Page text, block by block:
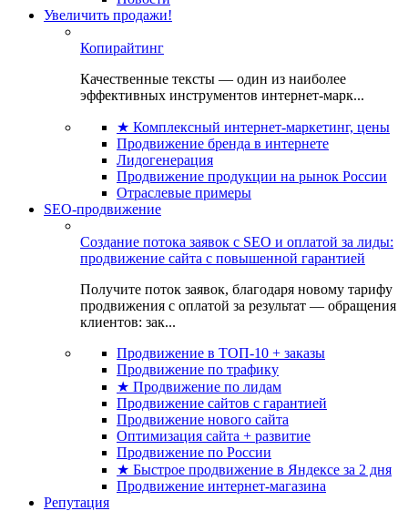
Увеличить продажи!
Копирайтинг
Качественные тексты — один из наиболее
эффективных инструментов интернет-марк...
★ Комплексный интернет-маркетинг, цены
Продвижение бренда в интернете
Лидогенерация
Продвижение продукции на рынок России
Отраслевые примеры
SEO-продвижение
Создание потока заявок с SEO и оплатой за лиды:
продвижение сайта с повышенной гарантией
Получите поток заявок, благодаря новому тарифу
продвижения с оплатой за результат — обращения
клиентов: зак...
Продвижение в ТОП-10 + заказы
Продвижение по трафику
★ Продвижение по лидам
Продвижение сайтов с гарантией
Продвижение нового сайта
Оптимизация сайта + развитие
Продвижение по России
★ Быстрое продвижение в Яндексе за 2 дня
Продвижение интернет-магазина
Репутация